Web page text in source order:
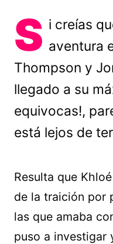
S i creías
aventura
Thompson y
llegado a su
equivocas!,
está lejos de
Resulta que
de la traición por
las que amaba
puso a investigar